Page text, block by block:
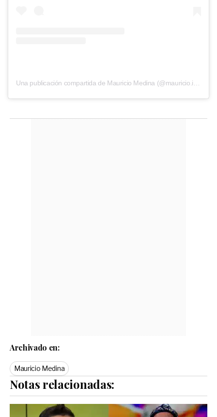
Archivado en:
Mauricio Medina
Notas relacionadas: